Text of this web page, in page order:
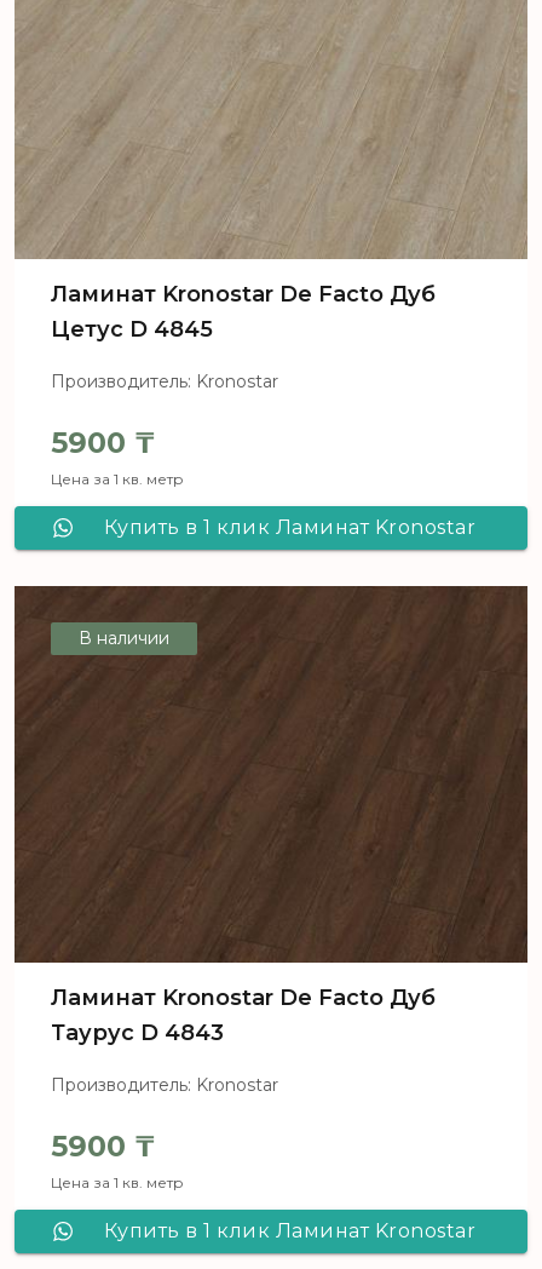
Ламинат Kronostar De Facto Дуб
Цетус D 4845
Производитель: Kronostar
5900 ₸
Цена за 1 кв. метр
Купить в 1 клик Ламинат Kronostar
В наличии
Ламинат Kronostar De Facto Дуб
Таурус D 4843
Производитель: Kronostar
5900 ₸
Цена за 1 кв. метр
Купить в 1 клик Ламинат Kronostar